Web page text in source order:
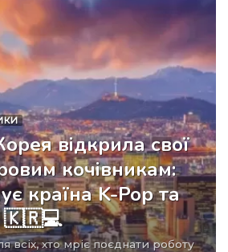
відкрила свої
кочівникам:
країна K-Pop та
🇰🇷💻